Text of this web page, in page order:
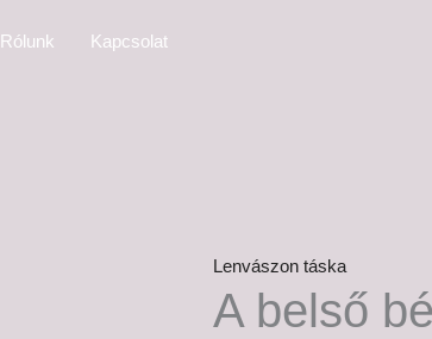
Rólunk Kapcsolat
Lenvászon táska
A belső